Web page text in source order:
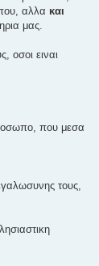
αλλα και
μας.
οσοι ειναι
που μεσα
τους,